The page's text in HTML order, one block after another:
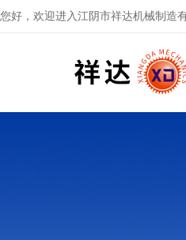
您好，欢迎进入江阴市祥达机械制造